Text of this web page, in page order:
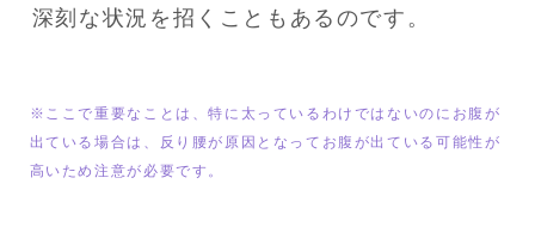
深刻な状況を招くこともあるのです。
※ここで重要なことは、特に太っているわけではないのにお腹が
出ている場合は、反り腰が原因となってお腹が出ている可能性が
高いため注意が必要です。